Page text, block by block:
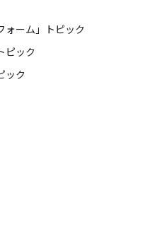
ォーム」トピック
ピック
ック